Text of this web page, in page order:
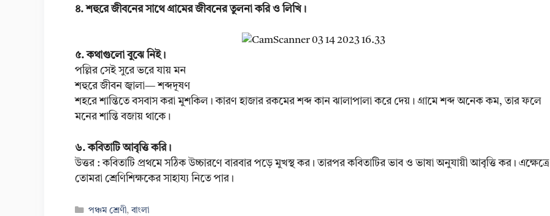
৪. শহুরে জীবনের সাথে গ্রামের জীবনের তুলনা করি ও লিখি।
৫. কথাগুলো বুঝে নিই।
পল্লির সেই সুরে ভরে যায় মন
শহুরে জীবন জ্বালা— শব্দদূষণ
শহরে শান্তিতে বসবাস করা মুশকিল। কারণ হাজার রকমের শব্দ কান ঝালাপালা করে দেয়। গ্রামে শব্দ অনেক কম, তার ফলে
মনের শান্তি বজায় থাকে।
৬. কবিতাটি আবৃত্তি করি।
উত্তর : কবিতাটি প্রথমে সঠিক উচ্চারণে বারবার পড়ে মুখস্থ কর। তারপর কবিতাটির ভাব ও ভাষা অনুযায়ী আবৃত্তি কর। এক্ষেত্রে
তোমরা শ্রেণিশিক্ষকের সাহায্য নিতে পার।
Categories
পঞ্চম শ্রেণী,বাংলা